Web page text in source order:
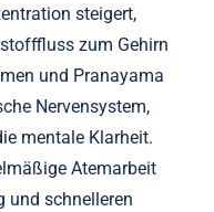
steigert,
zum Gehirn
und Pranayama
Nervensystem,
mentale Klarheit.
Atemarbeit
und schnelleren